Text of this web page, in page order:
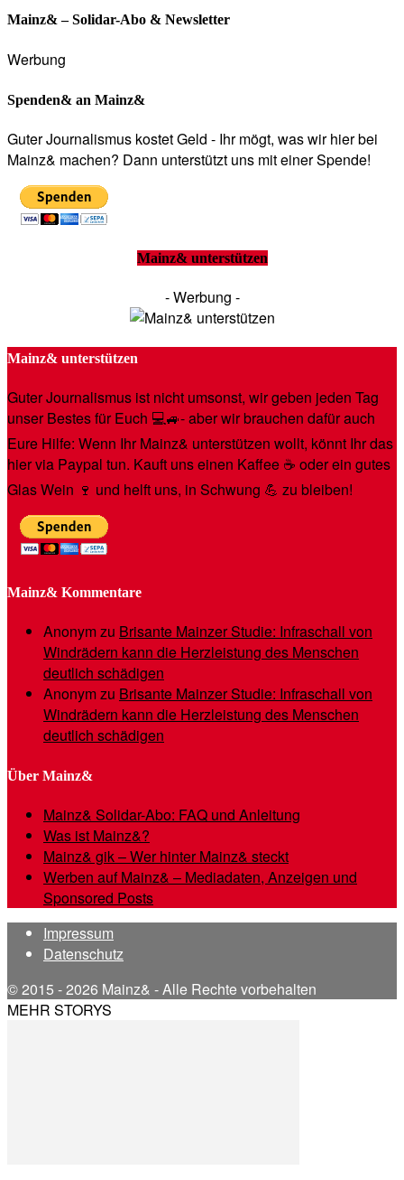
Mainz& – Solidar-Abo & Newsletter
Werbung
Spenden& an Mainz&
Guter Journalismus kostet Geld - Ihr mögt, was wir hier bei
Mainz& machen? Dann unterstützt uns mit einer Spende!
Mainz& unterstützen
- Werbung -
Mainz& unterstützen
Guter Journalismus ist nicht umsonst, wir geben jeden Tag
unser Bestes für Euch 💻🚙- aber wir brauchen dafür auch
Eure Hilfe: Wenn Ihr Mainz& unterstützen wollt, könnt Ihr das
hier via Paypal tun. Kauft uns einen Kaffee ☕️ oder ein gutes
Glas Wein 🍷 und helft uns, in Schwung 💪 zu bleiben!
Mainz& Kommentare
Anonymzu Brisante Mainzer Studie: Infraschall von
Windrädern kann die Herzleistung des Menschen
deutlich schädigen
Anonymzu Brisante Mainzer Studie: Infraschall von
Windrädern kann die Herzleistung des Menschen
deutlich schädigen
Über Mainz&
Mainz& Solidar-Abo: FAQ und Anleitung
Was ist Mainz&?
Mainz& gik – Wer hinter Mainz& steckt
Werben auf Mainz& – Mediadaten, Anzeigen und
Sponsored Posts
Impressum
Datenschutz
© 2015 - 2026 Mainz& - Alle Rechte vorbehalten
MEHR STORYS